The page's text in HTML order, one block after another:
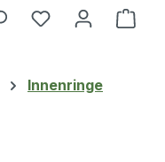
Du hast 0
Innenringe